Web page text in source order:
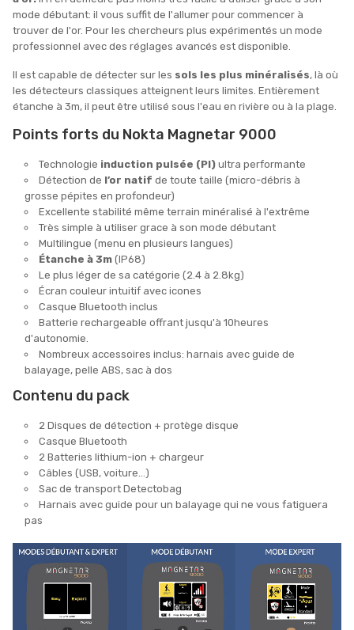
mode débutant: il vous suffit de l'allumer pour commencer à
trouver de l'or. Pour les chercheurs plus expérimentés un mode
professionnel avec des réglages avancés est disponible.
Il est capable de détecter sur les sols les plus minéralisés, là où
les détecteurs classiques atteignent leurs limites. Entièrement
étanche à 3m, il peut être utilisé sous l'eau en rivière ou à la plage.
Points forts du Nokta Magnetar 9000
Technologie induction pulsée (PI) ultra performante
Détection de l’or natif de toute taille (micro-débris à
grosse pépites en profondeur)
Excellente stabilité même terrain minéralisé à l'extrême
Très simple à utiliser grace à son mode débutant
Multilingue (menu en plusieurs langues)
Étanche à 3m (IP68)
Le plus léger de sa catégorie (2.4 à 2.8kg)
Écran couleur intuitif avec icones
Casque Bluetooth inclus
Batterie rechargeable offrant jusqu'à 10heures
d'autonomie.
Nombreux accessoires inclus: harnais avec guide de
balayage, pelle ABS, sac à dos
Contenu du pack
2 Disques de détection + protège disque
Casque Bluetooth
2 Batteries lithium-ion + chargeur
Câbles (USB, voiture…)
Sac de transport Detectobag
Harnais avec guide pour un balayage qui ne vous fatiguera
pas